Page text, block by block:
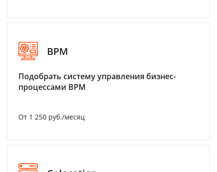
BPM
Подобрать систему управления бизнес-
процессами BPM
От 1 250 руб./месяц